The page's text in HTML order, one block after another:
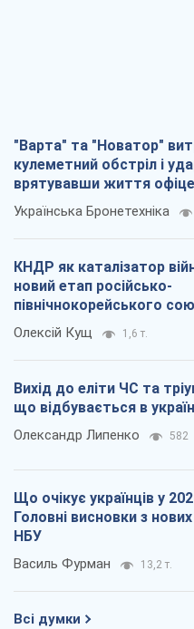
"Варта" та "Новатор"
кулеметний обстріл і
врятувавши життя
Українська Бронетехніка
КНДР як каталізатор
новий етап російсько-
північнокорейського
Олексій Кущ 1,6 т.
Вихід до еліти ЧС та
що відбувається в
Олександр Липенко 582
Що очікує українців у
Головні висновки з
НБУ
Василь Фурман 13,2 т.
Всі думки